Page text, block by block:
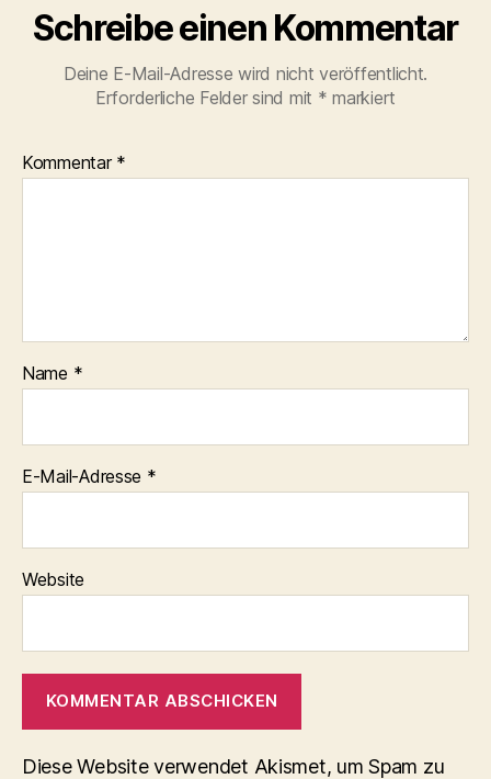
Schreibe einen Kommentar
Deine E-Mail-Adresse wird nicht veröffentlicht.
Erforderliche Felder sind mit * markiert
Kommentar *
Name *
E-Mail-Adresse *
Website
Diese Website verwendet Akismet, um Spam zu